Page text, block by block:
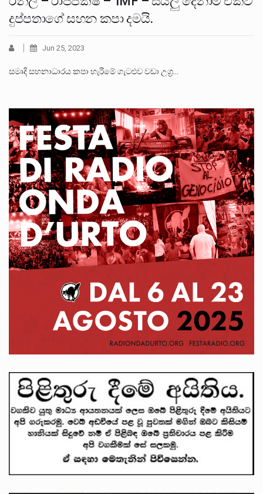
දුප්පතාගේ සහන කපා දමයි.
Jun 25, 2023
සමෘදි සහනාධාරය කපා හැරීමේ ගැටළුව වඩා උග්‍ර…